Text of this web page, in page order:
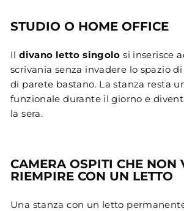
STUDIO O HOME OFFICE
Ildivano letto singolo si inserisce
scrivania senza invadere lo spazio
di parete bastano. La stanza resta
funzionale durante il giorno e
la sera.
CAMERA OSPITI CHE NON
RIEMPIRE CON UN LETTO
Una stanza con un letto